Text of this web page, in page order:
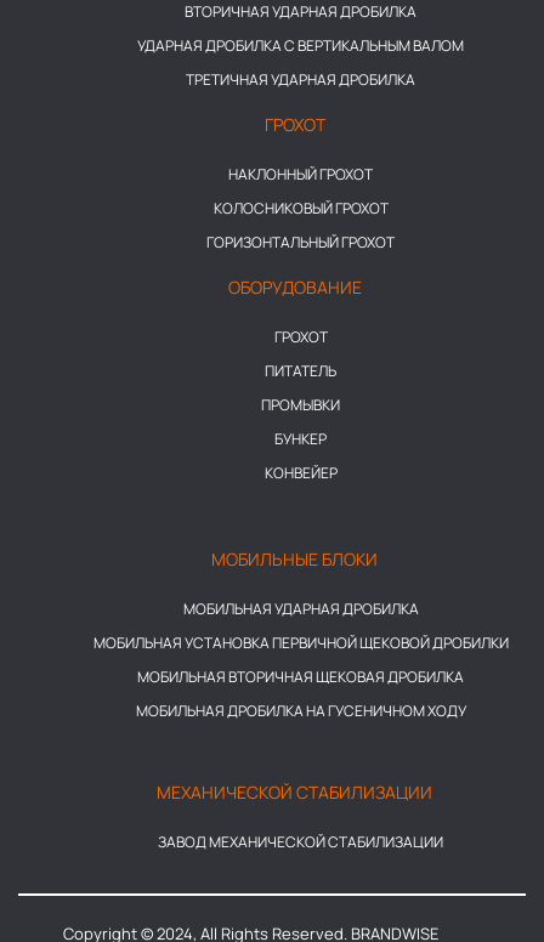
ВТОРИЧНАЯ УДАРНАЯ ДРОБИЛКА
УДАРНАЯ ДРОБИЛКА С ВЕРТИКАЛЬНЫМ ВАЛОМ
ТРЕТИЧНАЯ УДАРНАЯ ДРОБИЛКА
ГРОХОТ
НАКЛОННЫЙ ГРОХОТ
КОЛОСНИКОВЫЙ ГРОХОТ
ГОРИЗОНТАЛЬНЫЙ ГРОХОТ
ОБОРУДОВАНИЕ
ГРОХОТ
ПИТАТЕЛЬ
ПРОМЫВКИ
БУНКЕР
КОНВЕЙЕР
МОБИЛЬНЫЕ БЛОКИ
МОБИЛЬНАЯ УДАРНАЯ ДРОБИЛКА
МОБИЛЬНАЯ УСТАНОВКА ПЕРВИЧНОЙ ЩЕКОВОЙ ДРОБИЛКИ
МОБИЛЬНАЯ ВТОРИЧНАЯ ЩЕКОВАЯ ДРОБИЛКА
МОБИЛЬНАЯ ДРОБИЛКА НА ГУСЕНИЧНОМ ХОДУ
МЕХАНИЧЕСКОЙ СТАБИЛИЗАЦИИ
ЗАВОД МЕХАНИЧЕСКОЙ СТАБИЛИЗАЦИИ
Copyright © 2024, All Rights Reserved. BRANDWISE